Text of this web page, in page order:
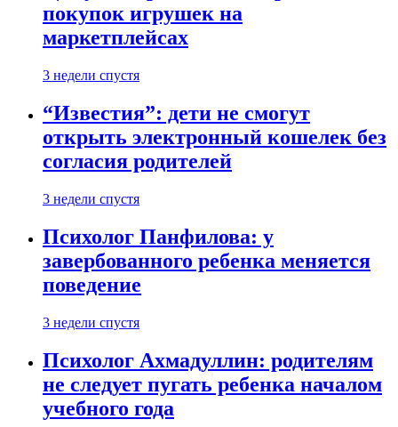
покупок игрушек на
маркетплейсах
3 недели спустя
“Известия”: дети не смогут
открыть электронный кошелек без
согласия родителей
3 недели спустя
Психолог Панфилова: у
завербованного ребенка меняется
поведение
3 недели спустя
Психолог Ахмадуллин: родителям
не следует пугать ребенка началом
учебного года